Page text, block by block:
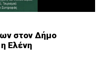
στον Δήμο
Ελένη